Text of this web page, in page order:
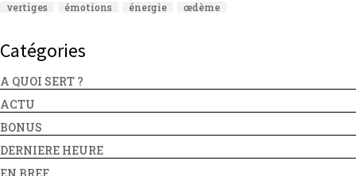
vertiges
émotions énergie œdème
Catégories
A QUOI SERT ?
ACTU
BONUS
DERNIERE HEURE